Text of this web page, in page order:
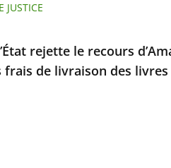
rejette le recours
frais de livraison des livres
JUSTICE